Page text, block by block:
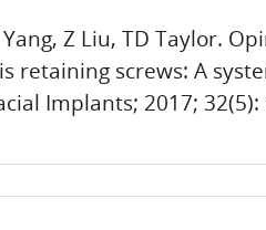
Yang, Z Liu, TD Taylor.
retaining screws: A
Implants; 2017; 32(5):